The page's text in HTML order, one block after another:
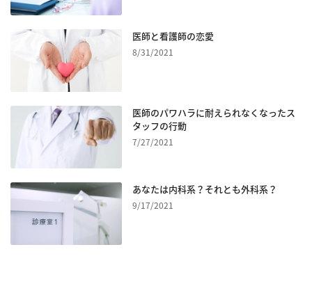
医師と看護師の恋愛
8/31/2021
医師のパワハラに耐えられなくなったス
タッフの行動
7/27/2021
あなたは内科系？それとも外科系？
9/17/2021